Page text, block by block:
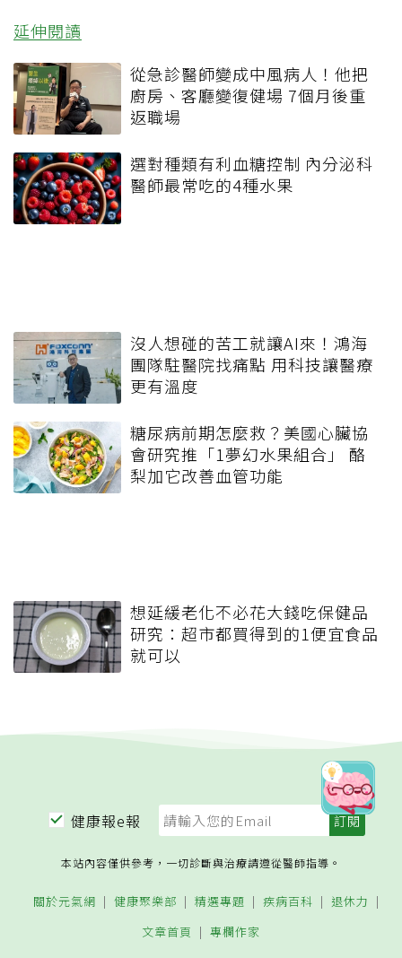
延伸閱讀
從急診醫師變成中風病人！他把
廚房、客廳變復健場 7個月後重
返職場
選對種類有利血糖控制 內分泌科
醫師最常吃的4種水果
沒人想碰的苦工就讓AI來！鴻海
團隊駐醫院找痛點 用科技讓醫療
更有溫度
糖尿病前期怎麼救？美國心臟協
會研究推「1夢幻水果組合」 酪
梨加它改善血管功能
想延緩老化不必花大錢吃保健品
研究：超市都買得到的1便宜食品
就可以
健康報e報
本站內容僅供參考，一切診斷與治療請遵從醫師指導。
關於元氣網 健康聚樂部 精選專題 疾病百科
退休力
文章首頁
專欄作家